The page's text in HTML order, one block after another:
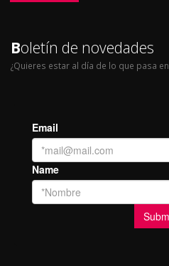
Boletín de novedades
¿Quieres estar al día de lo que pasa en